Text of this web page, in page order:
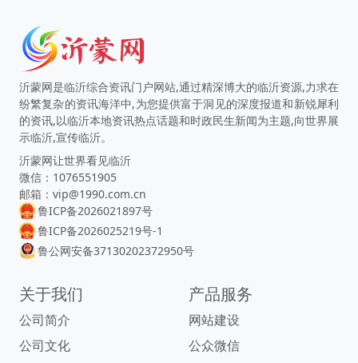
沂蒙网是临沂综合资讯门户网站,通过精深博大的临沂资源,力求在
纷繁复杂的资讯海洋中,为您提供富于洞见的深度报道和新锐犀利
的资讯,以临沂本地资讯热点话题和时政民生新闻为主题,向世界展
示临沂,宣传临沂。
沂蒙网让世界看见临沂
微信：1076551905
邮箱：vip@1990.com.cn
鲁ICP备2026021897号
鲁ICP备2026025219号-1
鲁公网安备37130202372950号
关于我们
公司简介
公司文化
产品服务
网站建设
公众微信